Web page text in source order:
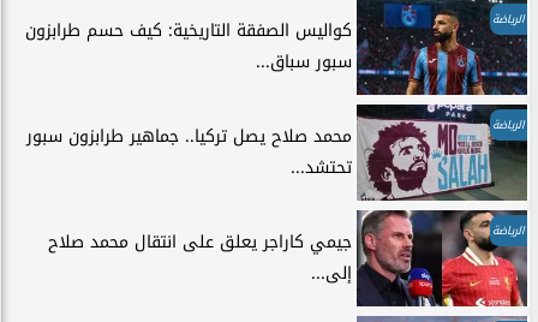
الرياضة
كواليس الصفقة التاريخية: كيف حسم طرابزون
سبور سباق...
الرياضة
محمد صلاح يصل تركيا.. جماهير طرابزون سبور
تحتشد...
الرياضة
جيمي كاراجر يعلق على انتقال محمد صلاح
إلى...